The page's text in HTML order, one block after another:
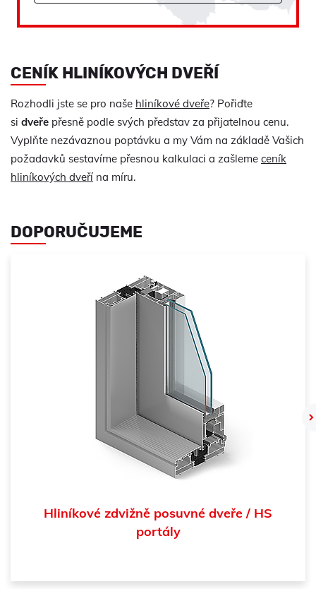
CENÍK HLINÍKOVÝCH DVEŘÍ
Rozhodli jste se pro naše hliníkové dveře? Pořiďte
si dveře přesně podle svých představ za přijatelnou cenu.
Vyplňte nezávaznou poptávku a my Vám na základě Vašich
požadavků sestavíme přesnou kalkulaci a zašleme ceník
hliníkových dveří na míru.
DOPORUČUJEME
Hliníkové zdvižně posuvné dveře / HS
portály